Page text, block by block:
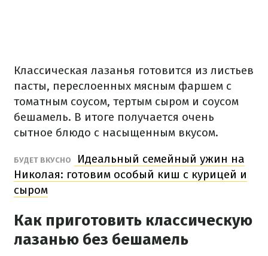
Классическая лазанья готовится из листьев
пасты, переслоенных мясным фаршем с
томатным соусом, тертым сыром и соусом
бешамель. В итоге получается очень
сытное блюдо с насыщенным вкусом.
БУДЕТ ВКУСНО
Идеальный семейный ужин на
Николая: готовим особый киш с курицей и
сыром
Как приготовить классическую
лазанью без бешамель